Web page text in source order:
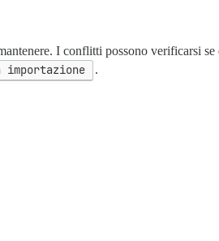
I conflitti possono verificarsi se
importazione .